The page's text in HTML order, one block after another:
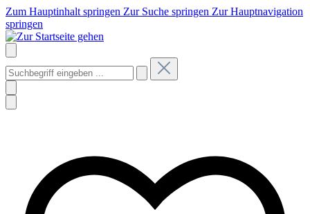
Zum Hauptinhalt springen Zur Suche springen Zur Hauptnavigation
springen